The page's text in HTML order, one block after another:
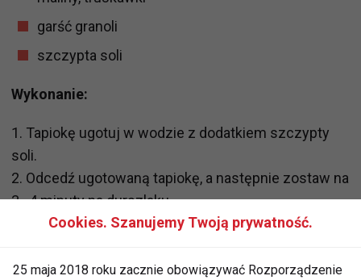
garść granoli
szczypta soli
Wykonanie:
1. Tapiokę ugotuj w wodzie z dodatkiem szczypty
soli.
2. Odcedź ugotowaną tapiokę, a następnie zostaw na
3–4 minuty na durszlaku.
3. Przełóż tapiokę do miski, dodaj śmietanę
4. W szklance lub np. pudełku, które możemy zabrać
Cookies. Szanujemy Twoją prywatność.
25 maja 2018 roku zacznie obowiązywać Rozporządzenie